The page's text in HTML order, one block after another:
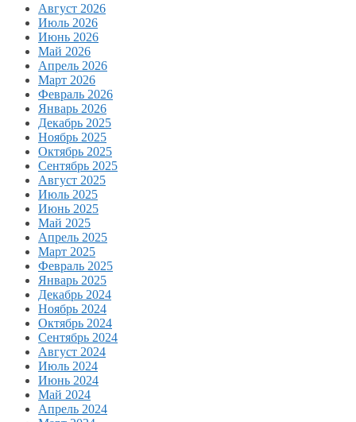
Август 2026
Июль 2026
Июнь 2026
Май 2026
Апрель 2026
Март 2026
Февраль 2026
Январь 2026
Декабрь 2025
Ноябрь 2025
Октябрь 2025
Сентябрь 2025
Август 2025
Июль 2025
Июнь 2025
Май 2025
Апрель 2025
Март 2025
Февраль 2025
Январь 2025
Декабрь 2024
Ноябрь 2024
Октябрь 2024
Сентябрь 2024
Август 2024
Июль 2024
Июнь 2024
Май 2024
Апрель 2024